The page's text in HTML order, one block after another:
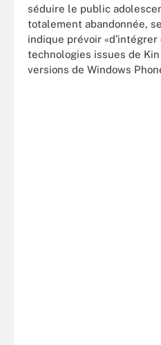
séduire le public
totalement abandonnée,
indique prévoir
technologies issues de
versions de Windows